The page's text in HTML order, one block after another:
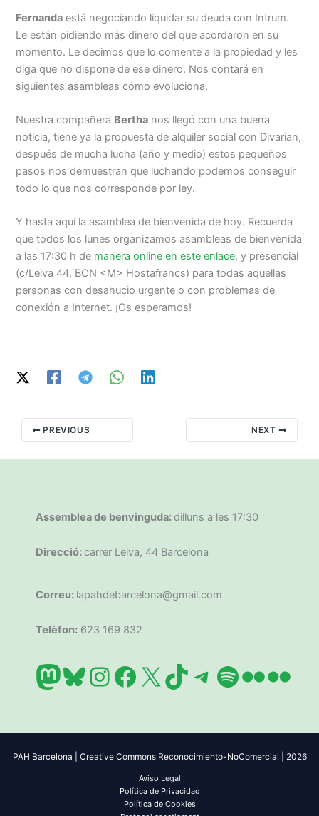
Fernanda está negociando liquidar su deuda con Intrum.
Le están pidiendo más dinero del que acordaron en su
momento. Le decimos que lo comente a la propiedad y les
diga que no dispone de ese dinero. Nos contará en
siguientes asambleas cómo evoluciona.
Nuestra compañera Bertha nos llegó con una buena
noticia, tiene ya la propuesta de alquiler social con Divarian,
después de mucha lucha (año y medio) estos pequeños
pasos nos demuestran que luchando podemos conseguir
todo lo que nos corresponde por ley.
Y hasta aquí la asamblea de bienvenida de hoy. Recuerda
que todos los lunes organizamos asambleas de bienvenida
a las 17:30 h de manera online en este enlace, y presencial
(c/Leiva 44, BCN <M> Hostafrancs) para todas aquellas
personas con desahucio urgente o con problemas de
conexión a Internet. ¡Os esperamos!
PREVIOUS NEXT
Assemblea de benvinguda: dilluns a les 17:30
Direcció: carrer Leiva, 44 Barcelona
Correu: lapahdebarcelona@gmail.com
Telèfon: 623 169 832
Mastodon
Bluesky
Instagram
Facebook
X TikTok
Telegram
Spotify
Flickr
PAH Barcelona | Creative Commons Reconocimiento-NoComercial | 2026
Aviso Legal
Política de Privacidad
Política de Cookies